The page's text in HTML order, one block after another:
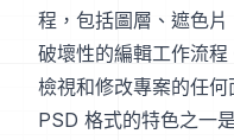
程，包括圖層、遮色
破壞性的編輯工作流
檢視和修改專案的任何
PSD 格式的特色之一